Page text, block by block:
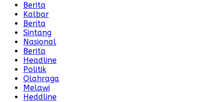
Berita
Kalbar
Berita
Sintang
Nasional
Berita
Headline
Politik
Olahraga
Melawi
Heddline